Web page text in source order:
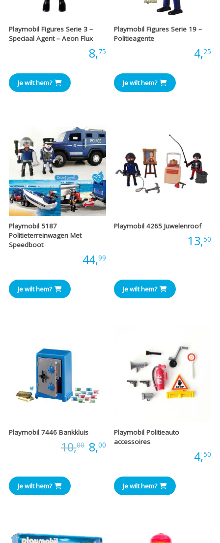
Playmobil Figures Serie 3 –
Speciaal Agent – Aeon Flux
8,75
Je wilt hem?
Playmobil Figures Serie 19 –
Politieagente
4,25
Je wilt hem?
Playmobil 5187
Politieterreinwagen Met
Speedboot
44,99
Je wilt hem?
Playmobil 4265 Juwelenroof
13,50
Je wilt hem?
Playmobil 7446 Bankkluis
10,00 Oorspronkelijke
8,00Huidige
is:
Je wilt hem?
Playmobil Politieauto
accessoires
4,50
Je wilt hem?